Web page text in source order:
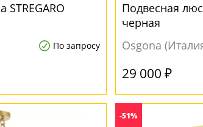
STREGARO
По запросу
Подвесная
черная
Osgona
29 000 ₽
-51%